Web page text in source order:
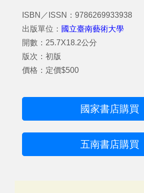
ISBN／ISSN：9786269933938
出版單位： 國立臺南藝術大學
開數：25.7X18.2公分
版次：初版
價格：定價$500
國家書店購買
五南書店購買